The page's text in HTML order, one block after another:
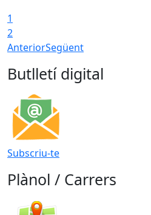
1
2
AnteriorSegüent
Butlletí digital
Subscriu-te
Plànol / Carrers